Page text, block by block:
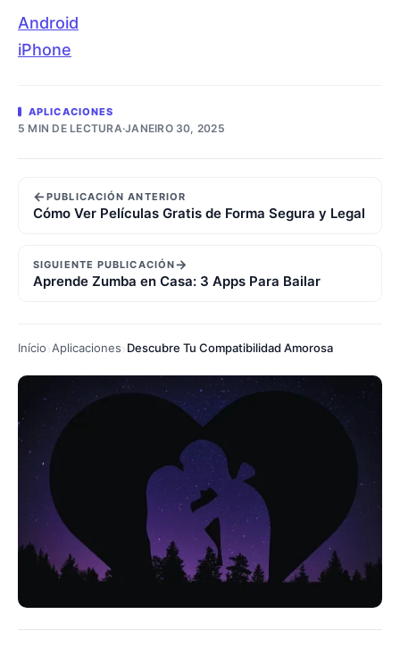
Android
iPhone
APLICACIONES
5 MIN DE LECTURA·JANEIRO 30, 2025
←PUBLICACIÓN ANTERIOR
Cómo Ver Películas Gratis de Forma Segura y Legal
SIGUIENTE PUBLICACIÓN→
Aprende Zumba en Casa: 3 Apps Para Bailar
Início Aplicaciones Descubre Tu Compatibilidad Amorosa